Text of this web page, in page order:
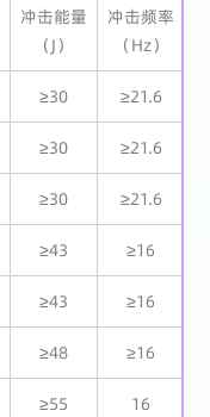
冲击能量
（J）
冲击频率
（Hz）
≥30 ≥21.6
≥30 ≥21.6
≥30 ≥21.6
≥43 ≥16
≥43 ≥16
≥48 ≥16
≥55 16